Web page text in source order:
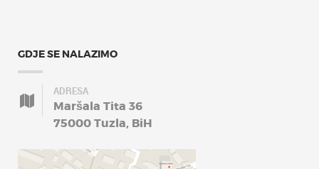
GDJE SE NALAZIMO
ADRESA
Maršala Tita 36
75000 Tuzla, BiH